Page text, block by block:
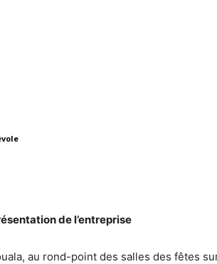
de l’entreprise
au rond-point des salles des fêtes